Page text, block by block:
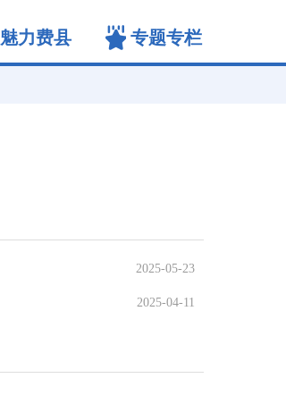
魅力费县 专题专栏
2025-05-23
2025-04-11